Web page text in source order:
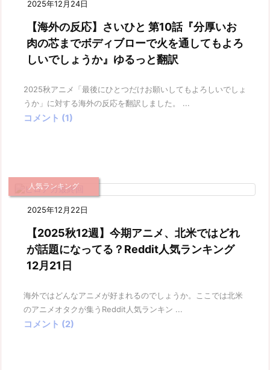
2025年12月24日
【海外の反応】さいひと 第10話『分厚いお
肉の芯までボディブローで火を通してもよろ
しいでしょうか』ゆるっと翻訳
2025秋アニメ「最後にひとつだけお願いしてもよろしいでしょ
うか」に対する海外の反応を翻訳しました。 ...
コメント (1)
2025年12月22日
人気ランキング
【2025秋12週】今期アニメ、北米ではどれ
が話題になってる？Reddit人気ランキング
12月21日
海外ではどんなアニメが好まれるのでしょうか。ここでは北米
のアニメオタクが集うReddit人気ランキン ...
コメント (2)